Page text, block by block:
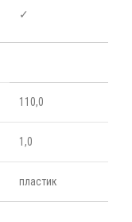
✓
110,0
1,0
пластик